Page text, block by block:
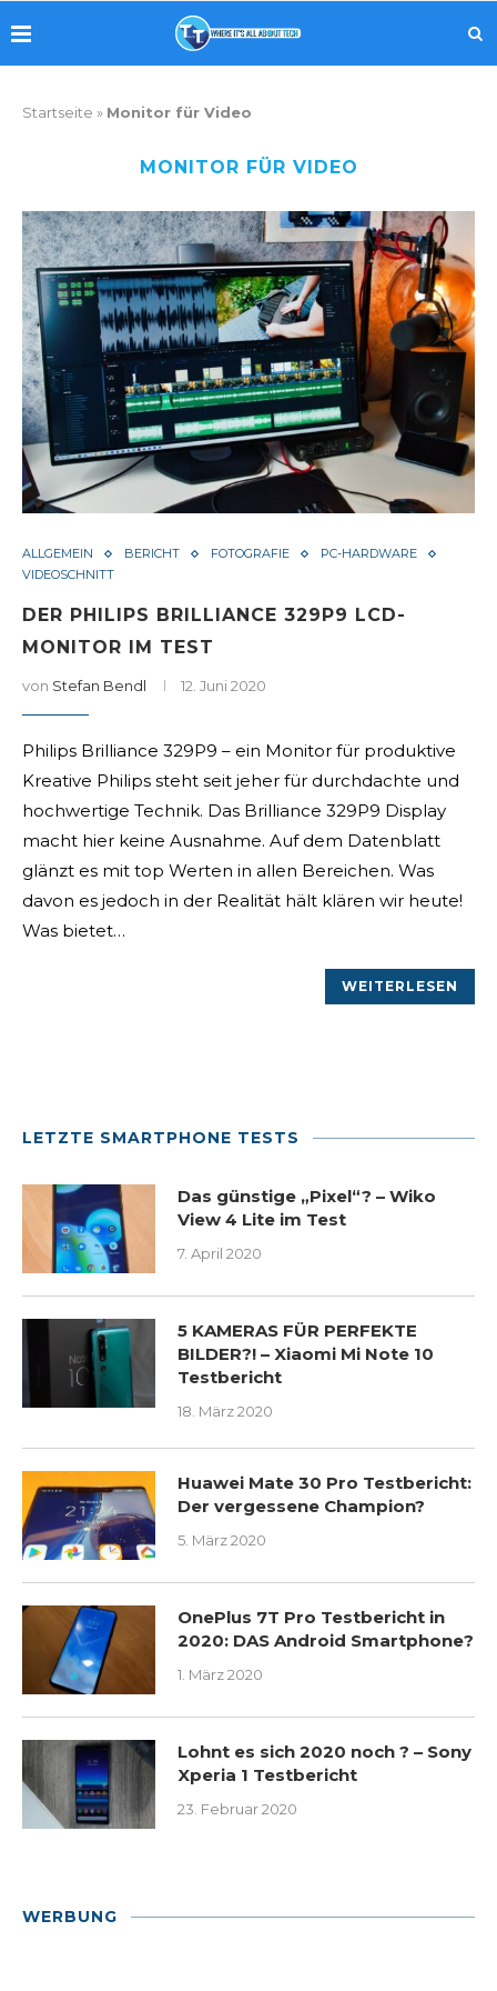
Startseite » Monitor für Video
MONITOR FÜR VIDEO
ALLGEMEIN BERICHT FOTOGRAFIE
PC-HARDWARE
VIDEOSCHNITT
DER PHILIPS BRILLIANCE 329P9 LCD-
MONITOR IM TEST
von Stefan Bendl 12. Juni 2020
Philips Brilliance 329P9 – ein Monitor für produktive
Kreative Philips steht seit jeher für durchdachte und
hochwertige Technik. Das Brilliance 329P9 Display
macht hier keine Ausnahme. Auf dem Datenblatt
glänzt es mit top Werten in allen Bereichen. Was
davon es jedoch in der Realität hält klären wir heute!
Was bietet…
WEITERLESEN
LETZTE SMARTPHONE TESTS
Das günstige „Pixel“? – Wiko
View 4 Lite im Test
7. April 2020
5 KAMERAS FÜR PERFEKTE
BILDER?! – Xiaomi Mi Note 10
Testbericht
18. März 2020
Huawei Mate 30 Pro Testbericht:
Der vergessene Champion?
5. März 2020
OnePlus 7T Pro Testbericht in
2020: DAS Android Smartphone?
1. März 2020
Lohnt es sich 2020 noch ? – Sony
Xperia 1 Testbericht
23. Februar 2020
WERBUNG